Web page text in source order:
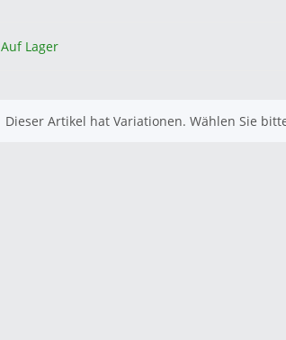
Auf Lager
x
Dieser Artikel hat Variationen. Wählen Sie